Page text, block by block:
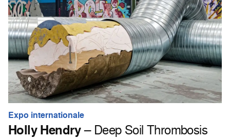
Expo internationale
Holly Hendry– Deep Soil Thrombosis